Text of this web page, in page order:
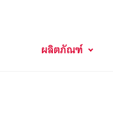
ผลิตภัณฑ์